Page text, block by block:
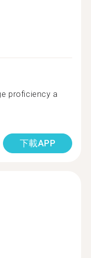
proficiency a
下載APP